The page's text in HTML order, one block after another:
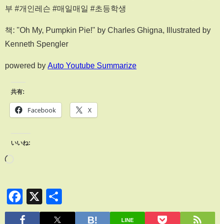
부 #개인레슨 #매일매일 #초등학생
책: "Oh My, Pumpkin Pie!" by Charles Ghigna, Illustrated by
Kenneth Spengler
powered by Auto Youtube Summarize
共有:
Facebook X
いいね:
Facebook
X
有
LINE